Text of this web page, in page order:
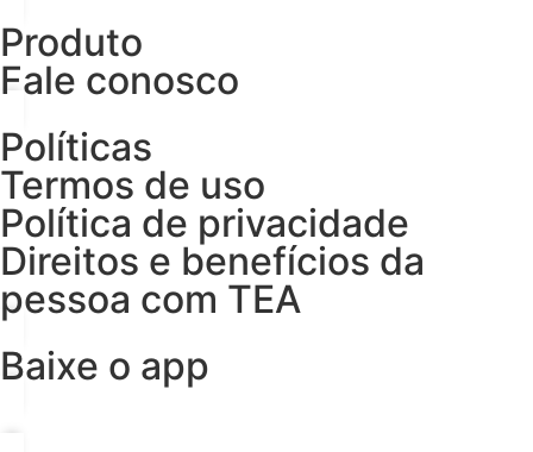
Produto
Fale conosco
Políticas
Termos de uso
Política de privacidade
Direitos e benefícios da
pessoa com TEA
Baixe o app